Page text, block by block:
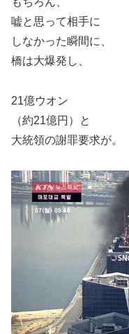
嘘と思って相手に
しなかった瞬間に、
橋は大爆発し、
21億ウオン
（約21億円）と
大統領の謝罪要求が。